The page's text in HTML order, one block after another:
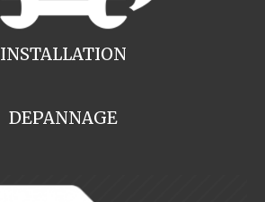
INSTALLATION
DEPANNAGE